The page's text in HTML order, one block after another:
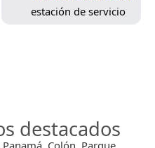
estación de servicio
destacados